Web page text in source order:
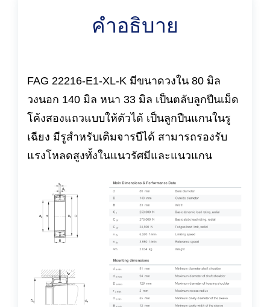
คำอธิบาย
FAG 22216-E1-XL-K มีขนาดวงใน 80 มิล
วงนอก 140 มิล หนา 33 มิล เป็นตลับลูกปืนเม็ด
โค้งสองแถวแบบให้ตัวได้ เป็นลูกปืนแกนในรู
เฉียง มีรูสำหรับเติมจารบีได้ สามารถรองรับ
แรงโหลดสูงทั้งในแนวรัศมีและแนวแกน